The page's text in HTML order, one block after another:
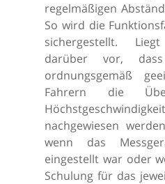
regelmäßigen
So wird die
sichergestellt.
darüber vor,
ordnungsgemäß
Fahrern die
nachgewiesen
wenn das
eingestellt war oder
Schulung für das